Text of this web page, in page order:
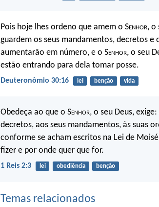
Pois hoje lhes ordeno que amem o Senhor, o
guardem os seus mandamentos, decretos
aumentarão em número, e o Senhor, o seu
estão entrando para dela tomar posse.
Deuteronômio 30:16 lei benção vida
Obedeça ao que o Senhor, o seu Deus,
decretos, aos seus mandamentos, às suas
conforme se acham escritos na Lei de
fizer e por onde quer que for.
1 Reis 2:3 lei obediência benção
Temas relacionados